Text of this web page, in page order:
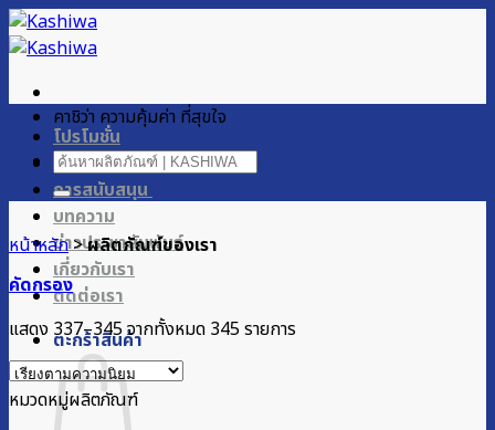
ข้าม
ไป
เนื้อหา
โปรโมชั่น
ผลิตภัณฑ์ของเรา
การสนับสนุน
บทความ
ข่าวประชาสัมพันธ์
เกี่ยวกับเรา
ติดต่อเรา
ตะกร้าสินค้า
คาชิว่า ความคุ้มค่า ที่สุขใจ
ค้นหา:
หน้าหลัก>ผลิตภัณฑ์ของเรา
คัดกรอง
แสดง 337–345 จากทั้งหมด 345 รายการ
หมวดหมู่ผลิตภัณฑ์